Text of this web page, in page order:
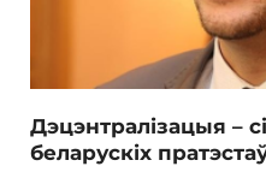
Дэцэнтралізацыя –
беларускіх